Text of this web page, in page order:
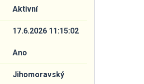
Aktivní
17.6.2026 11:15:02
Ano
Jihomoravský